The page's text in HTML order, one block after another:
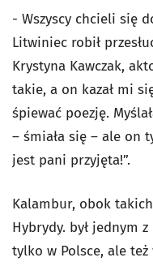
- Wszyscy chcieli się
Litwiniec robił
Krystyna Kawczak,
takie, a on kazał mi
śpiewać poezję.
– śmiała się – ale on
jest pani przyjęta!”.
Kalambur, obok
Hybrydy. był jednym
tylko w Polsce, ale też